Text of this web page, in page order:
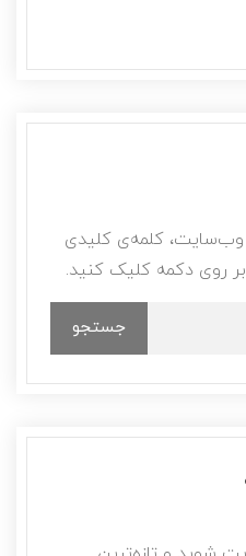
وب‌سایت، کلمه‌ی کلیدی
بر روی دکمه کلیک کنید.
جستجو